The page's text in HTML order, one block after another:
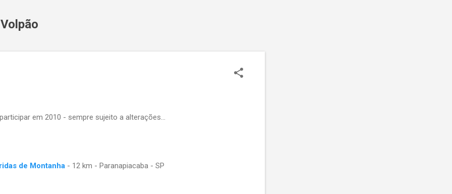
em 2010 - sempre sujeito a alterações...
de Montanha - 12 km - Paranapiacaba - SP